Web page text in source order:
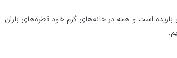
باریده است و همه در خانه‌های گرم خود قطره‌های باران